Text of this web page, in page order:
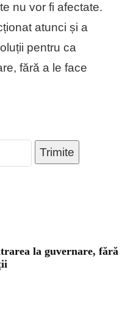
nu vor fi afectate.
atunci și a
pentru ca
fără a le face
Trimite
la guvernare, fără